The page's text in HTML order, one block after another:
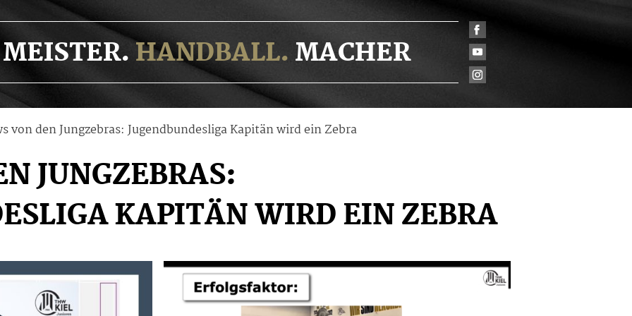
MEISTER.HANDBALL.MACHER
von den Jungzebras: Jugendbundesliga Kapitän wird ein Zebra
JUNGZEBRAS:
KAPITÄN WIRD EIN ZEBRA